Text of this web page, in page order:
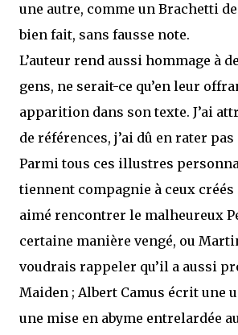
une autre, comme un Brachetti de
bien fait, sans fausse note.
L’auteur rend aussi hommage à
gens, ne serait-ce qu’en leur
apparition dans son texte. J’ai
de références, j’ai dû en rater
Parmi tous ces illustres
tiennent compagnie à ceux créés
aimé rencontrer le malheureux
certaine manière vengé, ou
voudrais rappeler qu’il a aussi
Maiden ; Albert Camus écrit une
une mise en abyme entrelardée